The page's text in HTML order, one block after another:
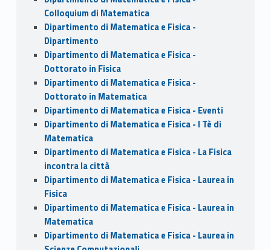
Colloquium di Matematica
Dipartimento di Matematica e Fisica -
Dipartimento
Dipartimento di Matematica e Fisica -
Dottorato in Fisica
Dipartimento di Matematica e Fisica -
Dottorato in Matematica
Dipartimento di Matematica e Fisica - Eventi
Dipartimento di Matematica e Fisica - I Tè di
Matematica
Dipartimento di Matematica e Fisica - La Fisica
incontra la città
Dipartimento di Matematica e Fisica - Laurea in
Fisica
Dipartimento di Matematica e Fisica - Laurea in
Matematica
Dipartimento di Matematica e Fisica - Laurea in